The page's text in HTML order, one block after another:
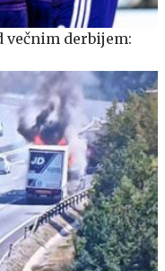
večnim derbijem: